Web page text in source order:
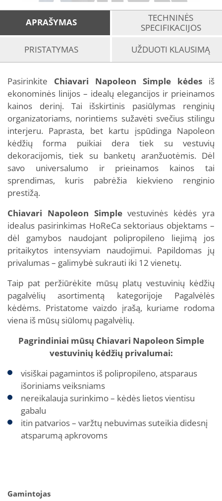
APRAŠYMAS
TECHNINĖS
SPECIFIKACIJOS
PRISTATYMAS
UŽDUOTI KLAUSIMĄ
Pasirinkite Chiavari Napoleon Simple kėdes iš
ekonominės linijos – idealų elegancijos ir prieinamos
kainos derinį. Tai išskirtinis pasiūlymas renginių
organizatoriams, norintiems sužavėti svečius stilingu
interjeru. Paprasta, bet kartu įspūdinga Napoleon
kėdžių forma puikiai dera tiek su vestuvių
dekoracijomis, tiek su banketų aranžuotėmis. Dėl
savo universalumo ir prieinamos kainos tai
sprendimas, kuris pabrėžia kiekvieno renginio
prestižą.
Chiavari Napoleon Simplevestuvinės kėdės yra
idealus pasirinkimas HoReCa sektoriaus objektams –
dėl gamybos naudojant polipropileno liejimą jos
pritaikytos intensyviam naudojimui. Papildomas jų
privalumas – galimybė sukrauti iki 12 vienetų.
Taip pat peržiūrėkite mūsų platų vestuvinių kėdžių
pagalvėlių asortimentą kategorijoje Pagalvėlės
kėdėms. Pristatome vaizdo įrašą, kuriame rodoma
viena iš mūsų siūlomų pagalvėlių.
Pagrindiniai mūsų Chiavari Napoleon Simple
vestuvinių kėdžių privalumai:
visiškai pagamintos iš polipropileno, atsparaus
išoriniams veiksniams
nereikalauja surinkimo – kėdės lietos vientisu
gabalu
itin patvarios – varžtų nebuvimas suteikia didesnį
atsparumą apkrovoms
Gamintojas